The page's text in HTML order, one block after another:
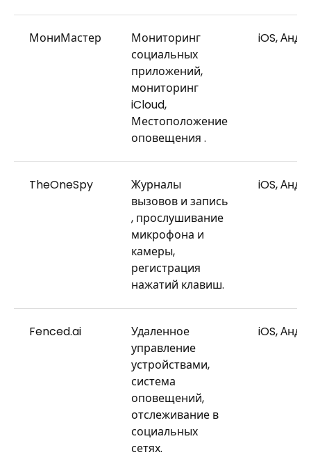
МониМастер
Мониторинг
социальных
приложений,
мониторинг
iCloud,
Местоположение
оповещения .
iOS,
TheOneSpy
Журналы
вызовов и запись
, прослушивание
микрофона и
камеры,
регистрация
нажатий клавиш.
iOS,
Fenced.ai
Удаленное
управление
устройствами,
система
оповещений,
отслеживание в
социальных
сетях.
iOS,